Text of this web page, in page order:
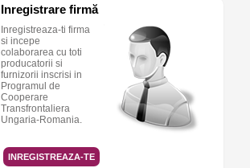
Inregistrare firmă
Inregistreaza-ti firma
si incepe
colaborarea cu toti
producatorii si
furnizorii inscrisi in
Programul de
Cooperare
Transfrontaliera
Ungaria-Romania.
INREGISTREAZA-TE